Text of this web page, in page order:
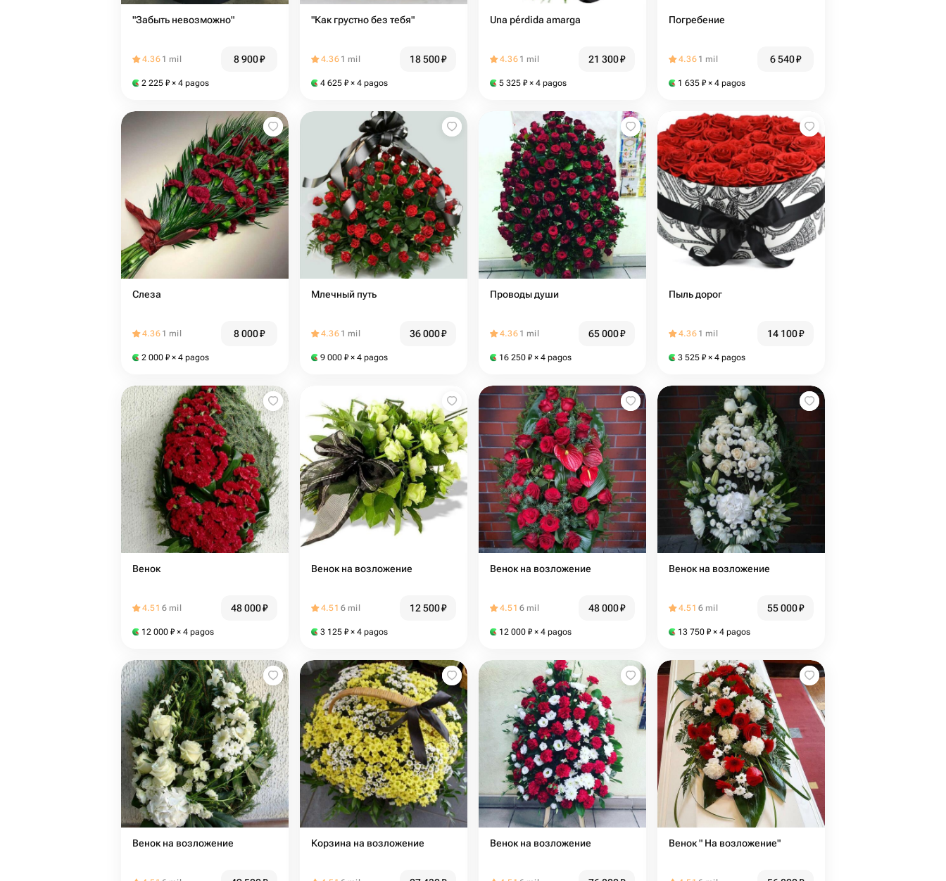
"Забыть невозможно"
4.36 1 mil 8 900₽
2 225 ₽ × 4 pagos
"Как грустно без тебя"
4.36 1 mil 18 500₽
4 625 ₽ × 4 pagos
Una pérdida amarga
4.36 1 mil 21 300₽
5 325 ₽ × 4 pagos
Погребение
4.36 1 mil 6 540₽
1 635 ₽ × 4 pagos
Слеза
4.36 1 mil 8 000₽
2 000 ₽ × 4 pagos
Млечный путь
4.36 1 mil 36 000₽
9 000 ₽ × 4 pagos
Проводы души
4.36 1 mil 65 000₽
16 250 ₽ × 4 pagos
Пыль дорог
4.36 1 mil 14 100₽
3 525 ₽ × 4 pagos
Венок
4.51 6 mil 48 000₽
12 000 ₽ × 4 pagos
Венок на возложение
4.51 6 mil 12 500₽
3 125 ₽ × 4 pagos
Венок на возложение
4.51 6 mil 48 000₽
12 000 ₽ × 4 pagos
Венок на возложение
4.51 6 mil 55 000₽
13 750 ₽ × 4 pagos
Венок на возложение Корзина на возложение Венок на возложение Венок " На возложение"